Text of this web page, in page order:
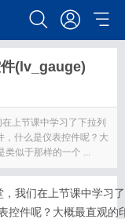
(lv_gauge)
上节课中学习了下拉列
什么是仪表控件呢？大
类似于那样的一个 ...
我们在上节课中学习
控件呢？大概最直观的